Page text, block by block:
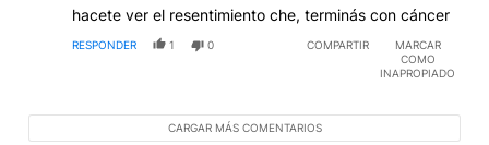
hacete ver el resentimiento che, terminás con cáncer
RESPONDER 1 0 COMPARTIR
MARCAR
COMO
INAPROPIADO
CARGAR MÁS COMENTARIOS